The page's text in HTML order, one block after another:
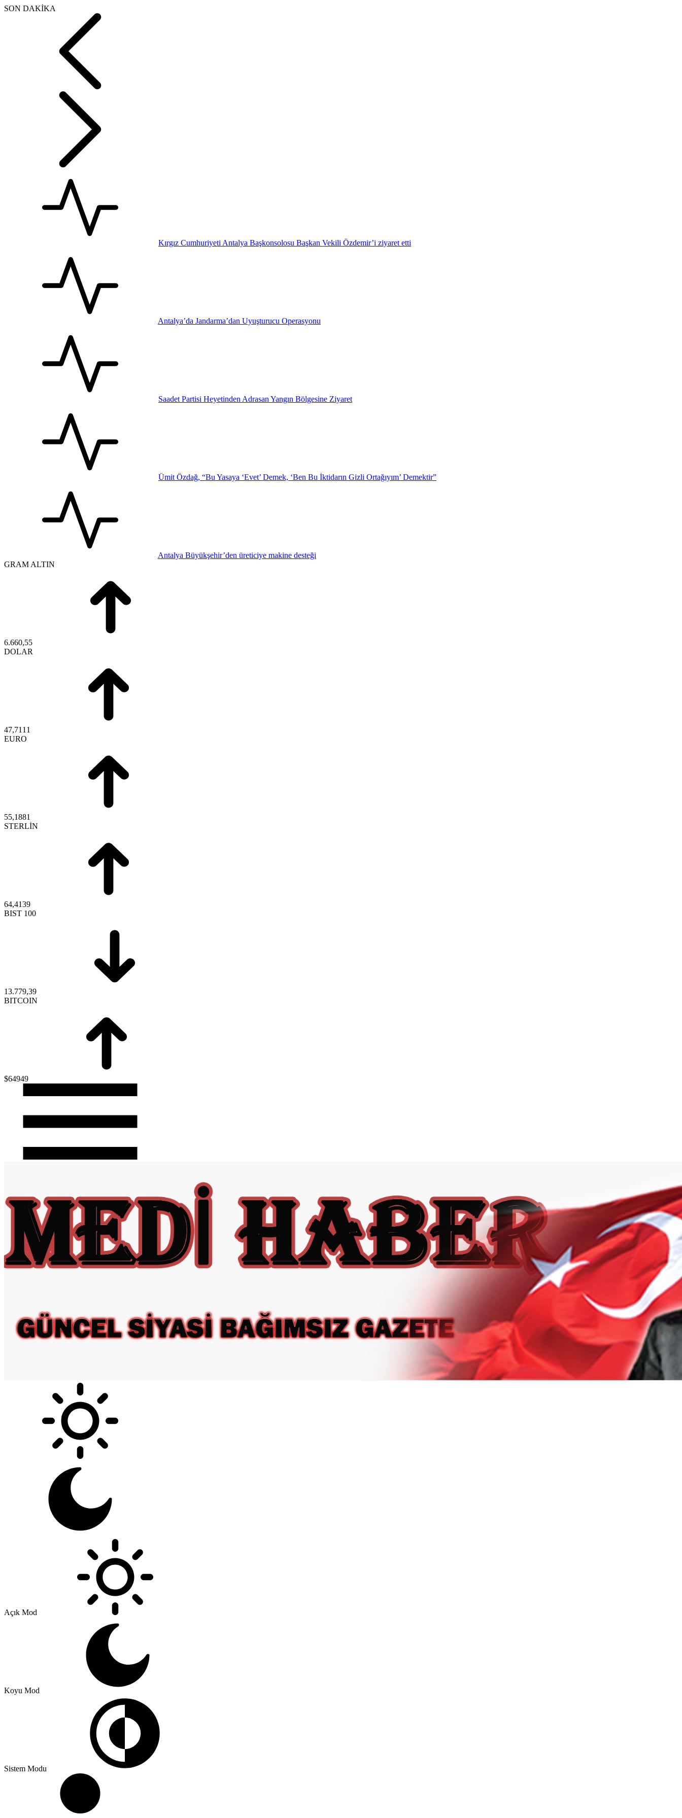
SON DAKİKA
Kırgız Cumhuriyeti Antalya Başkonsolosu Başkan Vekili Özdemir’i ziyaret etti
Antalya’da Jandarma’dan Uyuşturucu Operasyonu
Saadet Partisi Heyetinden Adrasan Yangın Bölgesine Ziyaret
Ümit Özdağ, “Bu Yasaya ‘Evet’ Demek, ‘Ben Bu İktidarın Gizli Ortağıyım’ Demektir”
Antalya Büyükşehir’den üreticiye makine desteği
GRAM ALTIN
6.660,55
DOLAR
47,7111
EURO
55,1881
STERLİN
64,4139
BIST 100
13.779,39
BITCOIN
$64949
Açık Mod
Koyu Mod
Sistem Modu